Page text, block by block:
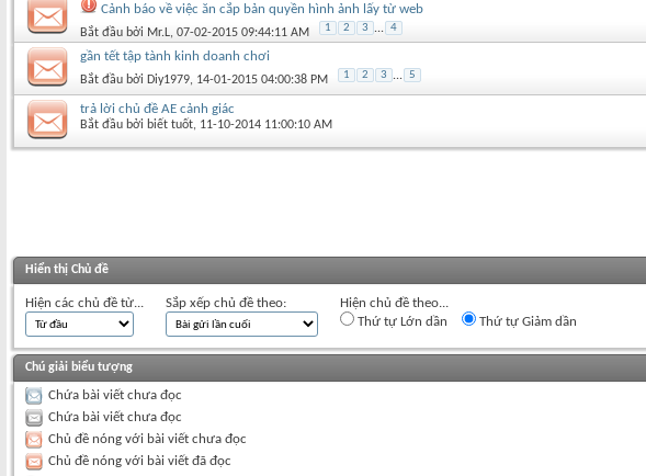
Cảnh báo về việc ăn cắp bản quyền hình ảnh lấy từ web
Bắt đầu bởi Mr.L‎, 07-02-2015 09:44:11 AM 1 2 3 ... 4
gần tết tập tành kinh doanh chơi
Bắt đầu bởi Diy1979‎, 14-01-2015 04:00:38 PM 1 2 3 ... 5
trả lời chủ đề AE cảnh giác
Bắt đầu bởi biết tuốt‎, 11-10-2014 11:00:10 AM
Hiển thị Chủ đề
Hiện các chủ đề từ... Sắp xếp chủ đề theo:
Hiện chủ đề theo...
Thứ tự Lớn dần
Thứ tự Giảm dần
Chú giải biểu tượng
Chứa bài viết chưa đọc
Chứa bài viết chưa đọc
Chủ đề nóng với bài viết chưa đọc
Chủ đề nóng với bài viết đã đọc